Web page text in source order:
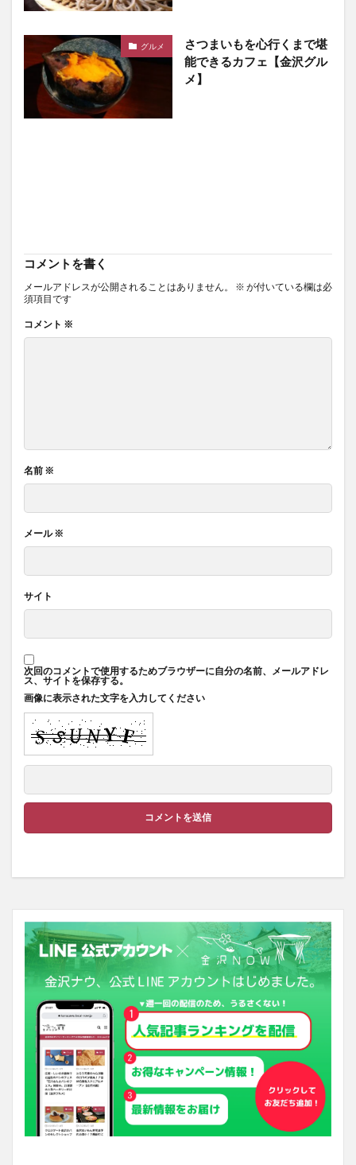
グルメ
さつまいもを心行くまで堪
能できるカフェ【金沢グル
メ】
コメントを書く
メールアドレスが公開されることはありません。 ※ が付いている欄は必
須項目です
コメント ※
名前 ※
メール※
サイト
次回のコメントで使用するためブラウザーに自分の名前、メールアドレ
ス、サイトを保存する。
画像に表示された文字を入力してください